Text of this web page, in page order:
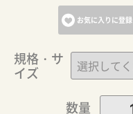
お気に入りに登録
規格・サ
イズ
数量